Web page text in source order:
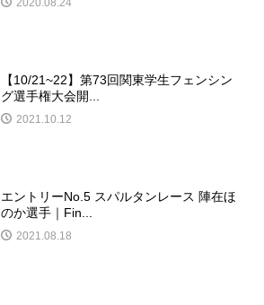
2020.08.24
【10/21~22】第73回関東学生フェンシン
グ選手権大会開...
2021.10.12
エントリーNo.5 スパルタンレース 陣在ほ
のか選手｜Fin...
2021.08.18